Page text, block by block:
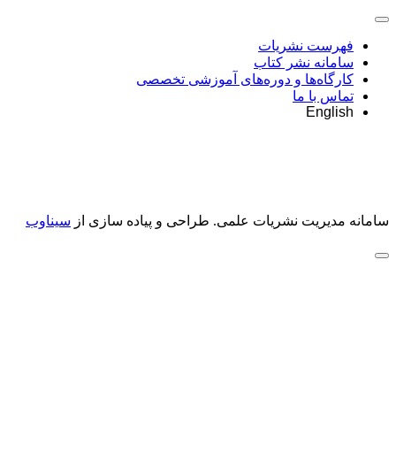
فهرست نشریات
سامانه نشر کتاب
کارگاه‌ها و دوره‌های آموزشی تخصصی
تماس با ما
English
سامانه مدیریت نشریات علمی. طراحی و پیاده سازی از سیناوب